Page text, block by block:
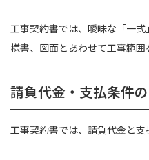
工事契約書では、曖昧な「一
様書、図面とあわせて工事範囲
請負代金・支払条件
工事契約書では、請負代金と支